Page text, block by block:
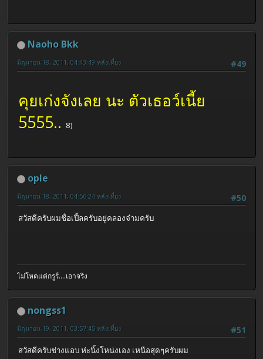
Naoho Bkk
#49
มิถุนายน 18, 2011, 04:43:49 หลังเที่ยง
คุยเก่งจังเลย นะ ตัวเธอว์เนี้ย
5555.. 8)
ople
#50
มิถุนายน 18, 2011, 04:56:24 หลังเที่ยง
สวัสดีครับผมชื่อเปี้ลครับอยู่คลองจ๋ามครับ
ไม่โหดแต่กรูร์....เอาจริง
nongss1
#51
มิถุนายน 19, 2011, 03:57:45 หลังเที่ยง
สวัสดีครับช่างแอบ ห่ะนิ้งโหน่งเอง เหนือสุดๆครับผม